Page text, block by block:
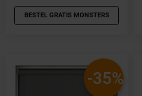
BESTEL GRATIS MONSTERS
-35%